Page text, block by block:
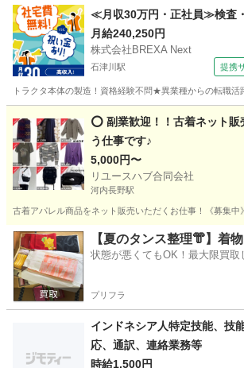
大阪 堺市 その他 宅地建物取引士
≪月収30万円・正社員≫検査
月給240,250円
株式会社BREXA Next
石津川駅 提携
トラクタ本体の製造！資格経験不問★異業種からの転職
石津川駅 その他
⭕️ 副業歓迎！！古着ネット販
う仕事です♪
5,000円〜
リユースハブ合同会社
河内長野駅
古着アパレル商品をネット販売いただくお仕事！《募集
大阪 河内長野市 河内長野駅 その他 ネ
【夏のタンス整理👘】着
状態が悪くてもOK！最大限買取
プリフラ
インドネシア人特定技能、技
応、通訳、連絡業務等
時給1,500円